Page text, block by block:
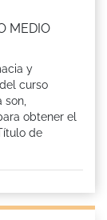
MEDIO
y
curso
son,
obtener el
de